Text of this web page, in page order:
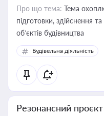
Про що тема: Тема
підготовки, здійснення
об’єктів будівництва
Будівельна діяльність
Резонансний